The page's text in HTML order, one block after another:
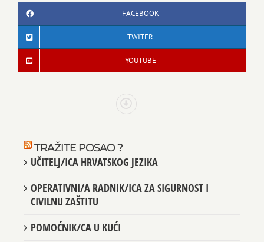
FACEBOOK
TWITER
YOUTUBE
TRAŽITE POSAO ?
UČITELJ/ICA HRVATSKOG JEZIKA
OPERATIVNI/A RADNIK/ICA ZA SIGURNOST I
CIVILNU ZAŠTITU
POMOĆNIK/CA U KUĆI